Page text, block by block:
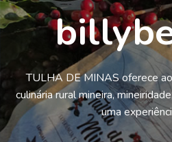
TULHA DE MINAS oferece
culinária rural mineira,
uma